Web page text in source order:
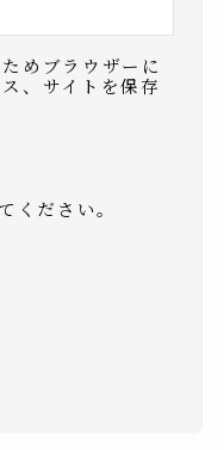
めブラウザーに
、サイトを保存
ください。